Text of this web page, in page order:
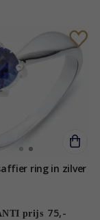
ring in zilver
prijs 75,-